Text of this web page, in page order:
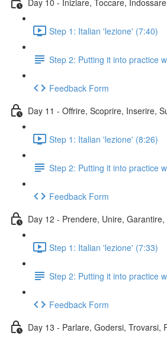
Step 1: Italian 'lezione' (7:40)
Step 2: Putting it into practice
Feedback Form
Day 11 - Offrire, Scoprire, Inserire,
Step 1: Italian 'lezione' (8:26)
Step 2: Putting it into practice
Feedback Form
Day 12 - Prendere, Unire,
Step 1: Italian 'lezione' (7:33)
Step 2: Putting it into practice
Feedback Form
Day 13 - Parlare, Godersi, Trovarsi,